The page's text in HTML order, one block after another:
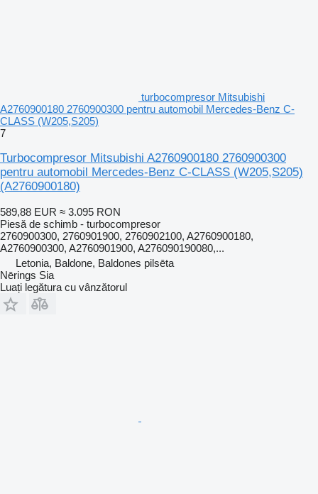
turbocompresor Mitsubishi
A2760900180 2760900300 pentru automobil Mercedes-Benz C-
CLASS (W205,S205)
7
Turbocompresor Mitsubishi A2760900180 2760900300
pentru automobil Mercedes-Benz C-CLASS (W205,S205)
(A2760900180)
589,88 EUR ≈ 3.095 RON
Piesă de schimb - turbocompresor
2760900300, 2760901900, 2760902100, A2760900180,
A2760900300, A2760901900, A276090190080,...
Letonia, Baldone, Baldones pilsēta
Nērings Sia
Luați legătura cu vânzătorul